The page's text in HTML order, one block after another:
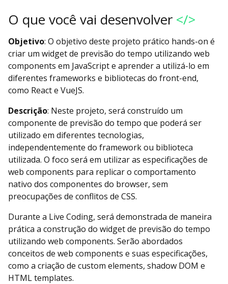
O que você vai desenvolver </>
Objetivo: O objetivo deste projeto prático hands-on é
criar um widget de previsão do tempo utilizando web
components em JavaScript e aprender a utilizá-lo em
diferentes frameworks e bibliotecas do front-end,
como React e VueJS.
Descrição: Neste projeto, será construído um
componente de previsão do tempo que poderá ser
utilizado em diferentes tecnologias,
independentemente do framework ou biblioteca
utilizada. O foco será em utilizar as especificações de
web components para replicar o comportamento
nativo dos componentes do browser, sem
preocupações de conflitos de CSS.
Durante a Live Coding, será demonstrada de maneira
prática a construção do widget de previsão do tempo
utilizando web components. Serão abordados
conceitos de web components e suas especificações,
como a criação de custom elements, shadow DOM e
HTML templates.